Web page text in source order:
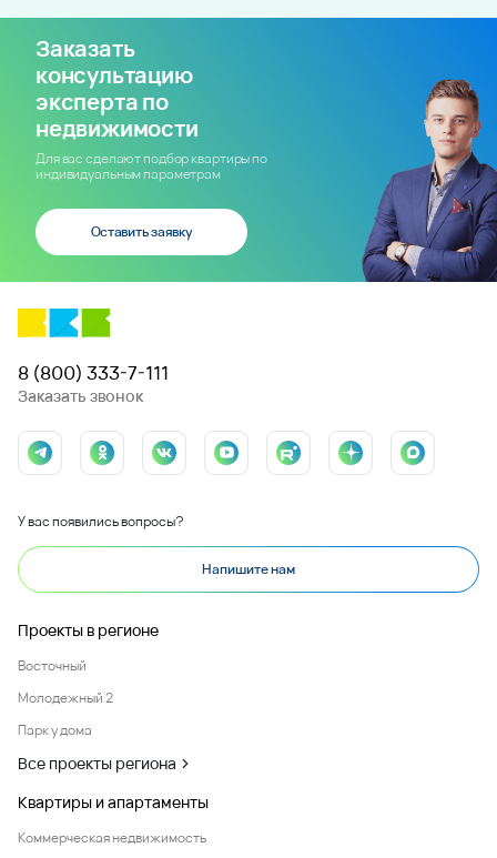
Заказать
консультацию
эксперта по
недвижимости
Для вас сделают подбор квартиры по
индивидуальным параметрам
Оставить заявку
8 (800) 333-7-111
Заказать звонок
У вас появились вопросы?
Напишите нам
Проекты в регионе
Восточный
Молодежный 2
Парк у дома
Все проекты региона
Квартиры и апартаменты
Коммерческая недвижимость